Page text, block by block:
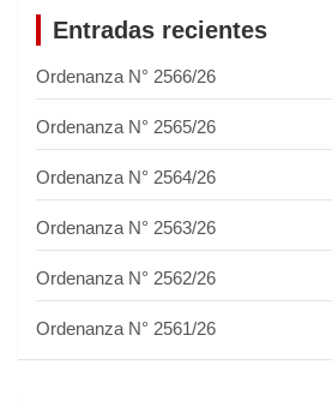
Entradas recientes
Ordenanza N° 2566/26
Ordenanza N° 2565/26
Ordenanza N° 2564/26
Ordenanza N° 2563/26
Ordenanza N° 2562/26
Ordenanza N° 2561/26